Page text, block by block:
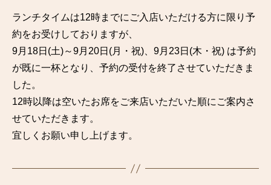
ランチタイムは12時までにご入店いただける方に限り予
約をお受けしておりますが、
9月18日(土)～9月20日(月・祝)、9月23日(木・祝) は予約
が既に一杯となり、予約の受付を終了させていただきま
した。
12時以降は空いたお席をご来店いただいた順にご案内さ
せていただきます。
宜しくお願い申し上げます。